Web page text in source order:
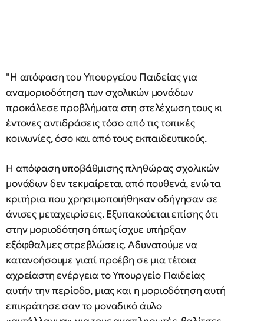
"Η απόφαση του Υπουργείου Παιδείας για
αναμοριοδότηση των σχολικών μονάδων
προκάλεσε προβλήματα στη στελέχωση τους κι
έντονες αντιδράσεις τόσο από τις τοπικές
κοινωνίες, όσο και από τους εκπαιδευτικούς.
Η απόφαση υποβάθμισης πληθώρας σχολικών
μονάδων δεν τεκμαίρεται από πουθενά, ενώ τα
κριτήρια που χρησιμοποιήθηκαν οδήγησαν σε
άνισες μεταχειρίσεις. Εξυπακούεται επίσης ότι
στην μοριοδότηση όπως ίσχυε υπήρξαν
εξόφθαλμες στρεβλώσεις. Αδυνατούμε να
κατανοήσουμε γιατί προέβη σε μια τέτοια
αχρείαστη ενέργεια το Υπουργείο Παιδείας
αυτήν την περίοδο, μιας και η μοριοδότηση αυτή
επικράτησε σαν το μοναδικό άυλο